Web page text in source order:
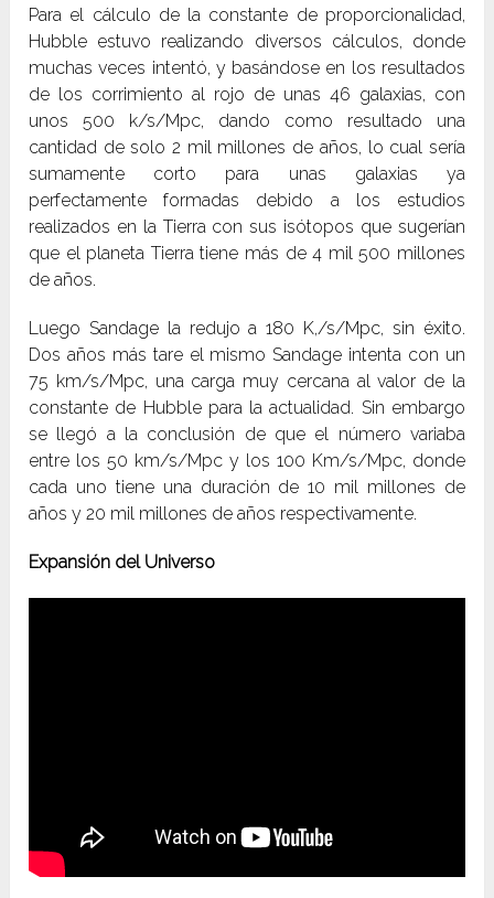
Para el cálculo de la constante de proporcionalidad,
Hubble estuvo realizando diversos cálculos, donde
muchas veces intentó, y basándose en los resultados
de los corrimiento al rojo de unas 46 galaxias, con
unos 500 k/s/Mpc, dando como resultado una
cantidad de solo 2 mil millones de años, lo cual sería
sumamente corto para unas galaxias ya
perfectamente formadas debido a los estudios
realizados en la Tierra con sus isótopos que sugerían
que el planeta Tierra tiene más de 4 mil 500 millones
de años.
Luego Sandage la redujo a 180 K,/s/Mpc, sin éxito.
Dos años más tare el mismo Sandage intenta con un
75 km/s/Mpc, una carga muy cercana al valor de la
constante de Hubble para la actualidad. Sin embargo
se llegó a la conclusión de que el número variaba
entre los 50 km/s/Mpc y los 100 Km/s/Mpc, donde
cada uno tiene una duración de 10 mil millones de
años y 20 mil millones de años respectivamente.
Expansión del Universo